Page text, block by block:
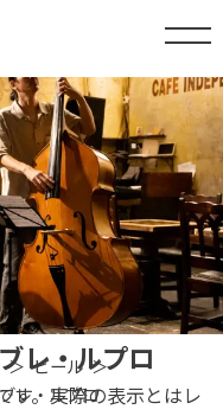
ビール
レ・ルプロ
レ・ルプロ
す。実際の表示とはレ